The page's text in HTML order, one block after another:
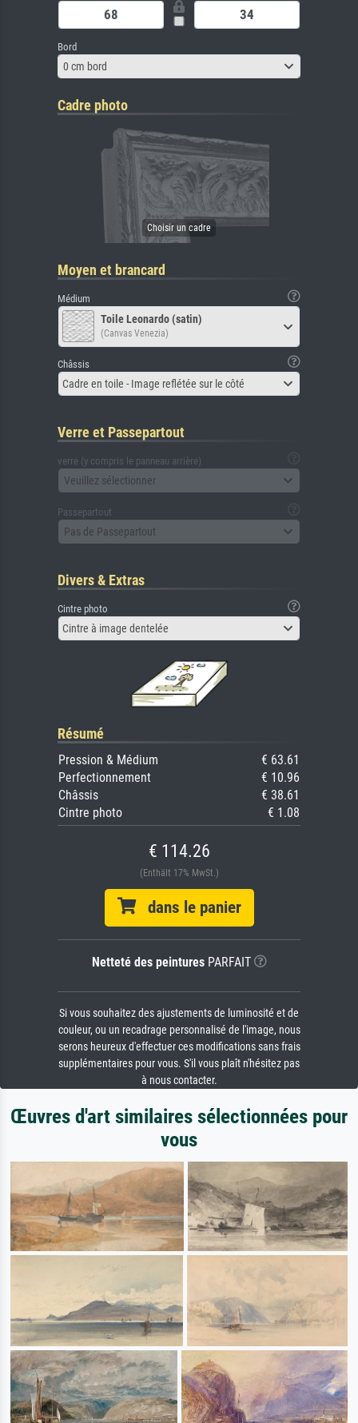
Bord
0 cm bord
Cadre photo
Moyen et brancard
Médium
Toile Leonardo (satin)
(Canvas Venezia)
Châssis
Cadre en toile - Image reflétée sur le côté
Verre et Passepartout
verre (y compris le panneau arrière)
Veuillez sélectionner
Passepartout
Pas de Passepartout
Divers & Extras
Cintre photo
Cintre à image dentelée
Résumé
Pression & Médium
€ 63.61
Perfectionnement
€ 10.96
Châssis
€ 38.61
Cintre photo
€ 1.08
€ 114.26
(Enthält 17% MwSt.)
dans le panier
Netteté des peinturesPARFAIT
Si vous souhaitez des ajustements de luminosité et de
couleur, ou un recadrage personnalisé de l'image, nous
serons heureux d'effectuer ces modifications sans frais
supplémentaires pour vous. S'il vous plaît n'hésitez pas
à nous contacter.
Œuvres d'art similaires sélectionnées pour
vous